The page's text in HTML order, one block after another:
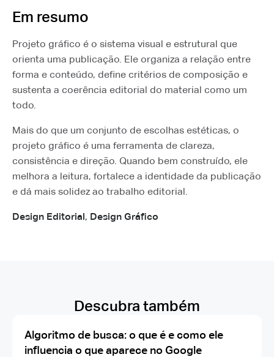
Em resumo
Projeto gráfico é o sistema visual e estrutural que
orienta uma publicação. Ele organiza a relação entre
forma e conteúdo, define critérios de composição e
sustenta a coerência editorial do material como um
todo.
Mais do que um conjunto de escolhas estéticas, o
projeto gráfico é uma ferramenta de clareza,
consistência e direção. Quando bem construído, ele
melhora a leitura, fortalece a identidade da publicação
e dá mais solidez ao trabalho editorial.
Design Editorial, Design Gráfico
Descubra também
Algoritmo de busca: o que é e como ele
influencia o que aparece no Google